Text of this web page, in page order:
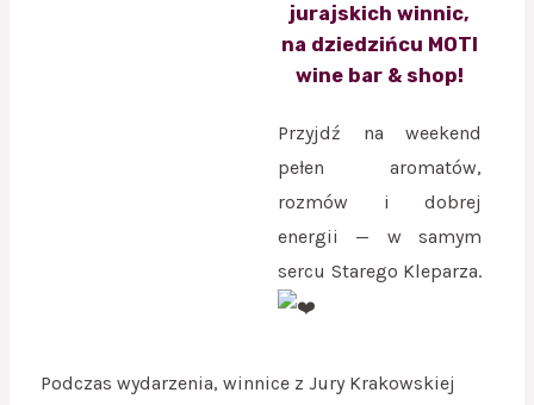
jurajskich winnic,
na dziedzińcu MOTI
wine bar & shop!
Przyjdź na weekend
pełen aromatów,
rozmów i dobrej
energii — w samym
sercu Starego Kleparza.
Podczas wydarzenia, winnice z Jury Krakowskiej